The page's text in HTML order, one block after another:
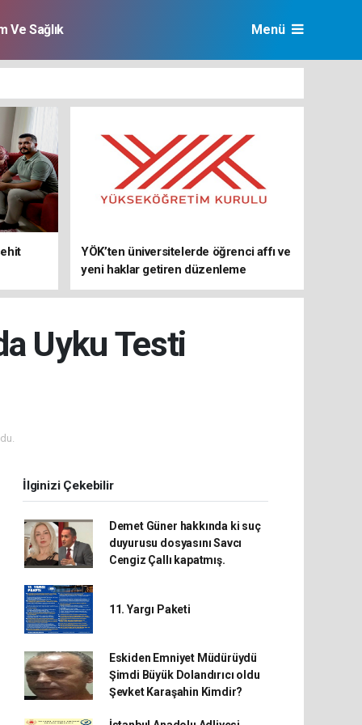
Ve Sağlık Menü
YÖK’ten üniversitelerde öğrenci affı ve
yeni haklar getiren düzenleme
Uyku Testi
İlginizi Çekebilir
Demet Güner hakkında ki suç
duyurusu dosyasını Savcı
Cengiz Çallı kapatmış.
11. Yargı Paketi
Eskiden Emniyet Müdürüydü
Şimdi Büyük Dolandırıcı oldu
Şevket Karaşahin Kimdir?